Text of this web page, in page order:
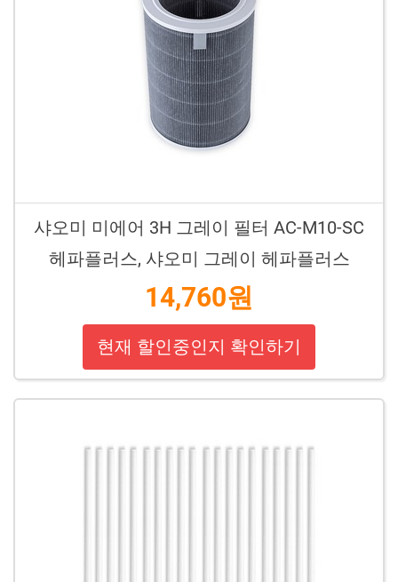
샤오미 미에어 3H 그레이 필터 AC-M10-SC
헤파플러스, 샤오미 그레이 헤파플러스
14,760원
현재 할인중인지 확인하기